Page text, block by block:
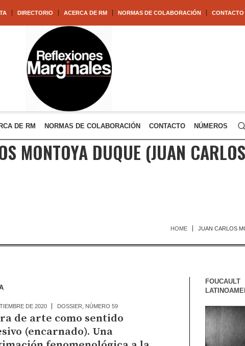
DIRECTORIO ACERCA DE RM NORMAS DE COLABORACIÓN CONTACTO
DE RM NORMAS DE COLABORACIÓN CONTACTO NÚMEROS
MONTOYA DUQUE (JUAN CARLOS
HOME JUAN CARLOS
DE 2020 DOSSIER NÚMERO 59
de arte como sentido
(encarnado). Una
FOUCAULT